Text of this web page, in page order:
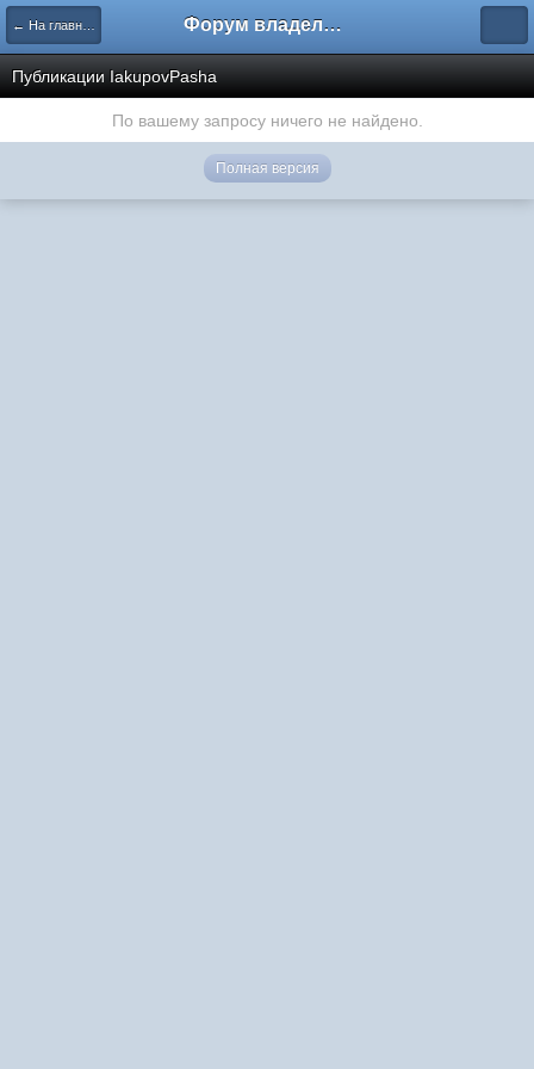
← На главную Форум владельцев интернет-магазинов
Публикации IakupovPasha
По вашему запросу ничего не найдено.
Полная версия